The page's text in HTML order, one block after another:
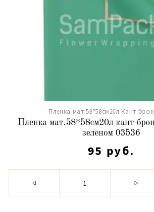
Пленка мат.58*58см20л Кант
Пленка мат.58*58см20л кант
зеленом 03536
95 руб.